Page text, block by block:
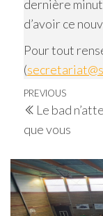
dernière
d’avoir ce
Pour tout
(
de
l’article
Previous
Post
PREVIOUS
Le bad
que vous